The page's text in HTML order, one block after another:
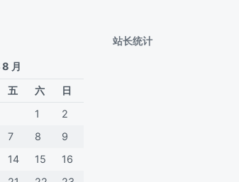
月
五 六
日
1
2
7 8
9
14 15
16
站长统计